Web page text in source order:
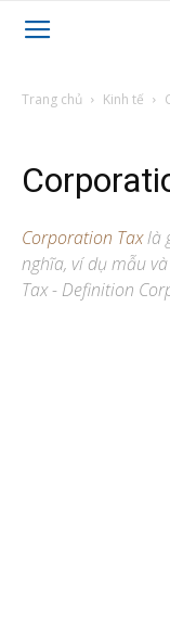
Trang chủ Kinh tế
Corporation Taxlà
nghĩa, ví dụ mẫu
Tax - Definition